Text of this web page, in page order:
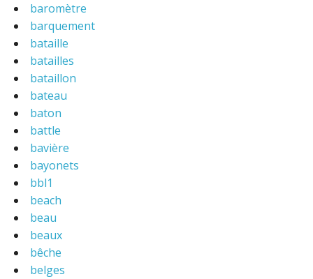
baromètre
barquement
bataille
batailles
bataillon
bateau
baton
battle
bavière
bayonets
bbl1
beach
beau
beaux
bêche
belges